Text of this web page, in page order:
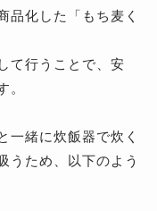
品化した「もち麦く
て行うことで、安
。
一緒に炊飯器で炊く
うため、以下のよう